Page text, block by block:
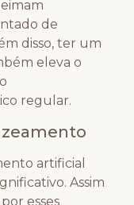
de
disso, ter um
eleva o
regular.
artificial
Assim
esses